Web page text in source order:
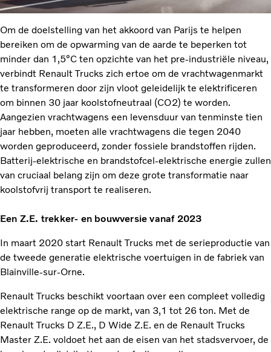
Om de doelstelling van het akkoord van Parijs te helpen
bereiken om de opwarming van de aarde te beperken tot
minder dan 1,5°C ten opzichte van het pre-industriële niveau,
verbindt Renault Trucks zich ertoe om de vrachtwagenmarkt
te transformeren door zijn vloot geleidelijk te elektrificeren
om binnen 30 jaar koolstofneutraal (CO2) te worden.
Aangezien vrachtwagens een levensduur van tenminste tien
jaar hebben, moeten alle vrachtwagens die tegen 2040
worden geproduceerd, zonder fossiele brandstoffen rijden.
Batterij-elektrische en brandstofcel-elektrische energie zullen
van cruciaal belang zijn om deze grote transformatie naar
koolstofvrij transport te realiseren.
Een Z.E. trekker- en bouwversie vanaf 2023
In maart 2020 start Renault Trucks met de serieproductie van
de tweede generatie elektrische voertuigen in de fabriek van
Blainville-sur-Orne.
Renault Trucks beschikt voortaan over een compleet volledig
elektrische range op de markt, van 3,1 tot 26 ton. Met de
Renault Trucks D Z.E., D Wide Z.E. en de Renault Trucks
Master Z.E. voldoet het aan de eisen van het stadsvervoer, de